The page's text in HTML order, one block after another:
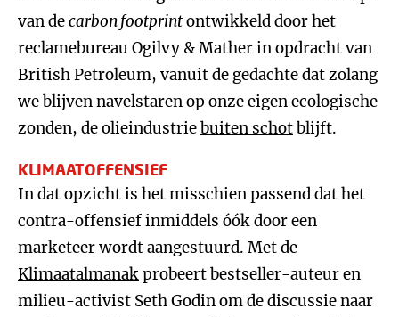
van decarbon footprintontwikkeld door het
reclamebureau Ogilvy & Mather in opdracht van
British Petroleum, vanuit de gedachte dat zolang
we blijven navelstaren op onze eigen ecologische
zonden, de olieindustriebuiten schotblijft.
KLIMAATOFFENSIEF
In dat opzicht is het misschien passend dat het
contra-offensief inmiddels óók door een
marketeer wordt aangestuurd. Met de
Klimaatalmanakprobeert bestseller-auteur en
milieu-activist Seth Godin om de discussie naar